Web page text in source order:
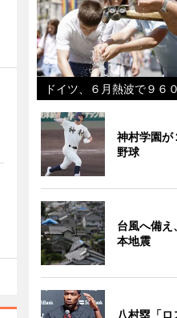
ドイツ、６月熱波で９６
神村学園
野球
台風へ備
本地震
八村塁「ロ